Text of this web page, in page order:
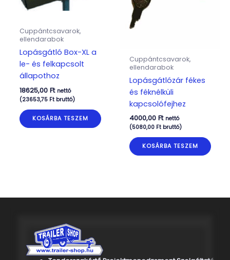
Cuppántcsavarok,
ellendarabok
Lopásgátló Box-XL a
le- és felkapcsolt
állapothoz
18625,00 Ft nettó
(23653,75 Ftbruttó)
KOSÁRBA TESZEM
Cuppántcsavarok,
ellendarabok
Lopásgátlózár fékes
és féknélküli
kapcsolófejhez
4000,00 Ft nettó
(5080,00 Ftbruttó)
KOSÁRBA TESZEM